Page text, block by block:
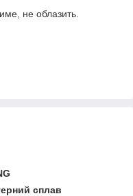
не облазить.
сплав